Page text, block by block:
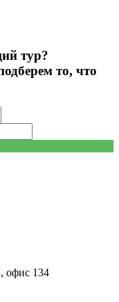
тур?
то, что
офис 134